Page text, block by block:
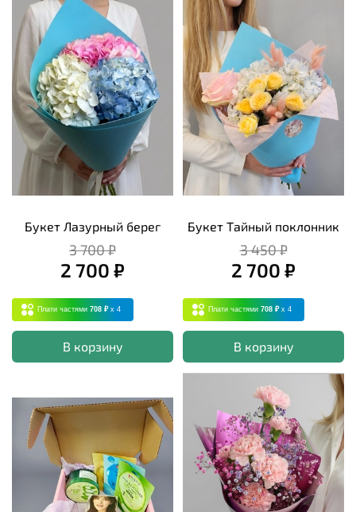
Букет Лазурный берег
3 700 ₽
2 700 ₽
Плати частями 708 ₽ x 4
В корзину
Букет Тайный поклонник
3 450 ₽
2 700 ₽
Плати частями 708 ₽ x 4
В корзину